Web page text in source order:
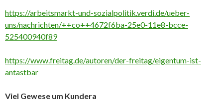
https://arbeitsmarkt-und-sozialpolitik.verdi.de/ueber-
uns/nachrichten/++co++4672f6ba-25e0-11e8-bcce-
525400940f89
https://www.freitag.de/autoren/der-freitag/eigentum-ist-
antastbar
Viel Gewese um Kundera